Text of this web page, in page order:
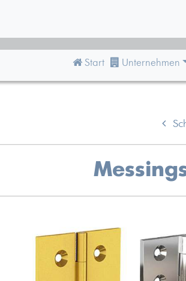
Start Unternehmen